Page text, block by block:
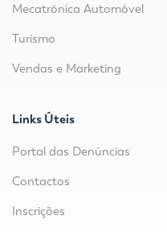
Mecatrónica Automóvel
Turismo
Vendas e Marketing
Links Úteis
Portal das Denúncias
Contactos
Inscrições